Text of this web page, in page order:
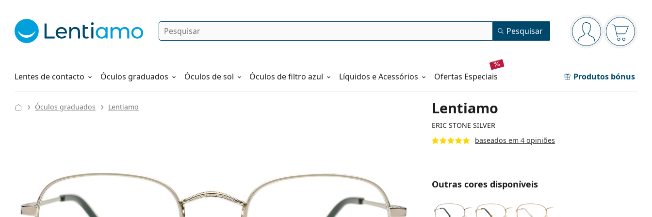
Painel de navegação
está conectado
O cesto
Pesquisar Pesquisar
Lentes de contacto
Líquidos Óculos graduados Óculos de sol Óculos de filtro azul Líquidos e Acessórios ofertas especiais Produtos bónus
Como fazer um pedido
Lentiamo
ERIC STONE SILVER
baseados em 4 opiniões
Óculos graduados Lentiamo
Outras cores disponíveis